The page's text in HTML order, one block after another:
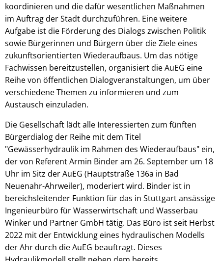
koordinieren und die dafür wesentlichen Maßnahmen
im Auftrag der Stadt durchzuführen. Eine weitere
Aufgabe ist die Förderung des Dialogs zwischen Politik
sowie Bürgerinnen und Bürgern über die Ziele eines
zukunftsorientierten Wiederaufbaus. Um das nötige
Fachwissen bereitzustellen, organisiert die AuEG eine
Reihe von öffentlichen Dialogveranstaltungen, um über
verschiedene Themen zu informieren und zum
Austausch einzuladen.
Die Gesellschaft lädt alle Interessierten zum fünften
Bürgerdialog der Reihe mit dem Titel
"Gewässerhydraulik im Rahmen des Wiederaufbaus" ein,
der von Referent Armin Binder am 26. September um 18
Uhr im Sitz der AuEG (Hauptstraße 136a in Bad
Neuenahr-Ahrweiler), moderiert wird. Binder ist in
bereichsleitender Funktion für das in Stuttgart ansässige
Ingenieurbüro für Wasserwirtschaft und Wasserbau
Winker und Partner GmbH tätig. Das Büro ist seit Herbst
2022 mit der Entwicklung eines hydraulischen Modells
der Ahr durch die AuEG beauftragt. Dieses